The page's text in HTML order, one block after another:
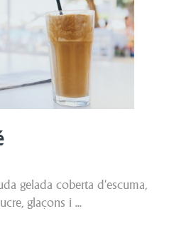
gelada coberta d'escuma,
glaçons i ...